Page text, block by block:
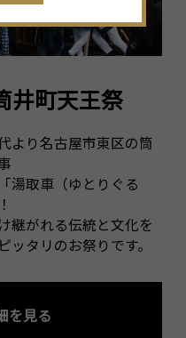
町天王祭
より名古屋市東区の筒
湯取車（ゆとりぐる
継がれる伝統と文化を
タリのお祭りです。
を見る